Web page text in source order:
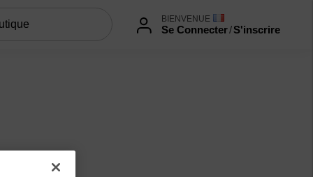
BIENVENUE
Se Connecter/S'inscrire